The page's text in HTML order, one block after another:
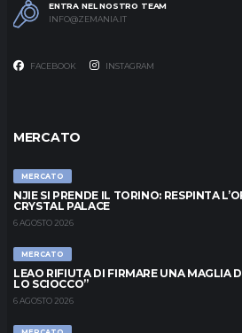
ENTRA NEL NOSTRO TEAM
INFO@ZEMANIA.IT
FACEBOOK INSTAGRAM
MERCATO
MERCATO
NJIE SI PRENDE IL TORINO: RESPINTA
CRYSTAL PALACE
6 AGOSTO 2026
MERCATO
LEAO RIFIUTA DI FIRMARE UNA MAGLIA
LO SCIOCCO”
6 AGOSTO 2026